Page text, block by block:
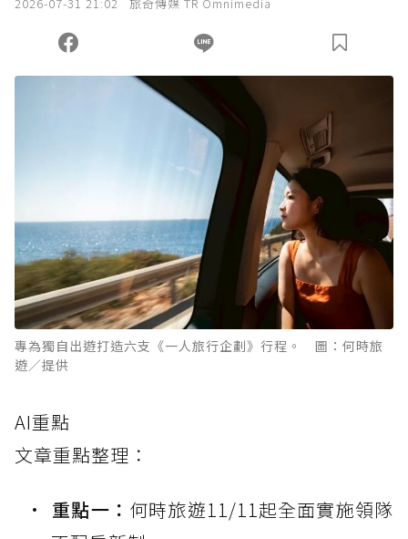
專為獨自出遊打造六支《一人旅行企劃》行程。 圖：何時旅
遊／提供
AI重點
文章重點整理：
重點一： 何時旅遊11/11起全面實施領隊